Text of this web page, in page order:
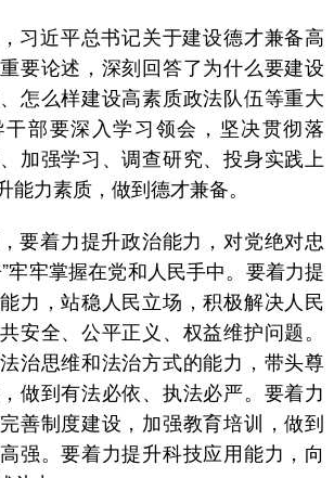
近平总书记关于建设德才兼备高
要论述，深刻回答了为什么要建设
怎么样建设高素质政法队伍等重大
部要深入学习领会，坚决贯彻落
加强学习、调查研究、投身实践上
能力素质，做到德才兼备。
着力提升政治能力，对党绝对忠
牢牢掌握在党和人民手中。要着力提
力，站稳人民立场，积极解决人民
安全、公平正义、权益维护问题。
治思维和法治方式的能力，带头尊
做到有法必依、执法必严。要着力
善制度建设，加强教育培训，做到
强。要着力提升科技应用能力，向